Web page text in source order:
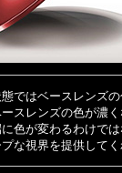
ではベースレンズ
スレンズの色が濃
色が変わるわけで
な視界を提供してく